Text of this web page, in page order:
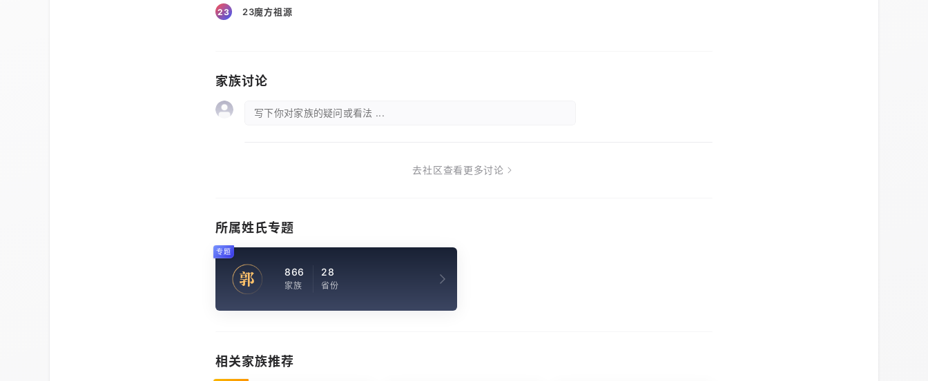
23 23魔方祖源
家族讨论
写下你对家族的疑问或看法 ...
去社区查看更多讨论
所属姓氏专题
郭 866
家族
28
省份
专题
相关家族推荐